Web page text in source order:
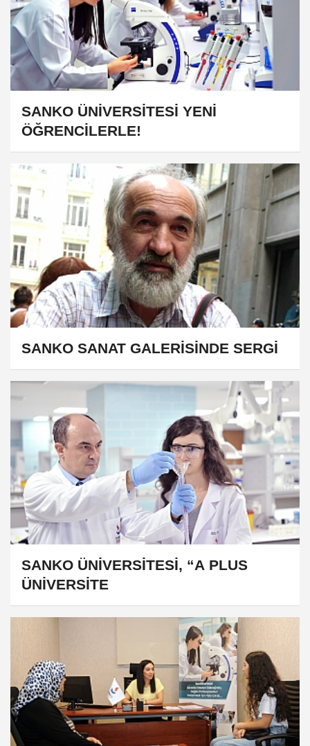
SANKO ÜNİVERSİTESİ YENİ
ÖĞRENCİLERLE!
SANKO SANAT GALERİSİNDE SERGİ
​​​​​​​SANKO ÜNİVERSİTESİ, “A PLUS
ÜNİVERSİTE